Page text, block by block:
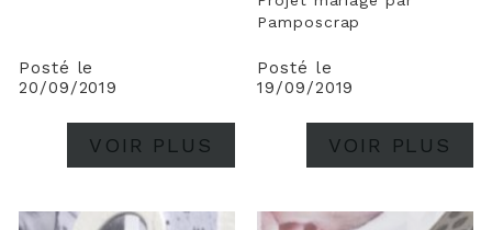
Posté le
20/09/2019
VOIR PLUS
Pamposcrap
Posté le
19/09/2019
VOIR PLUS